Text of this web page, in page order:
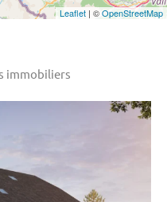
Leaflet | ©OpenStreetMap
immobiliers